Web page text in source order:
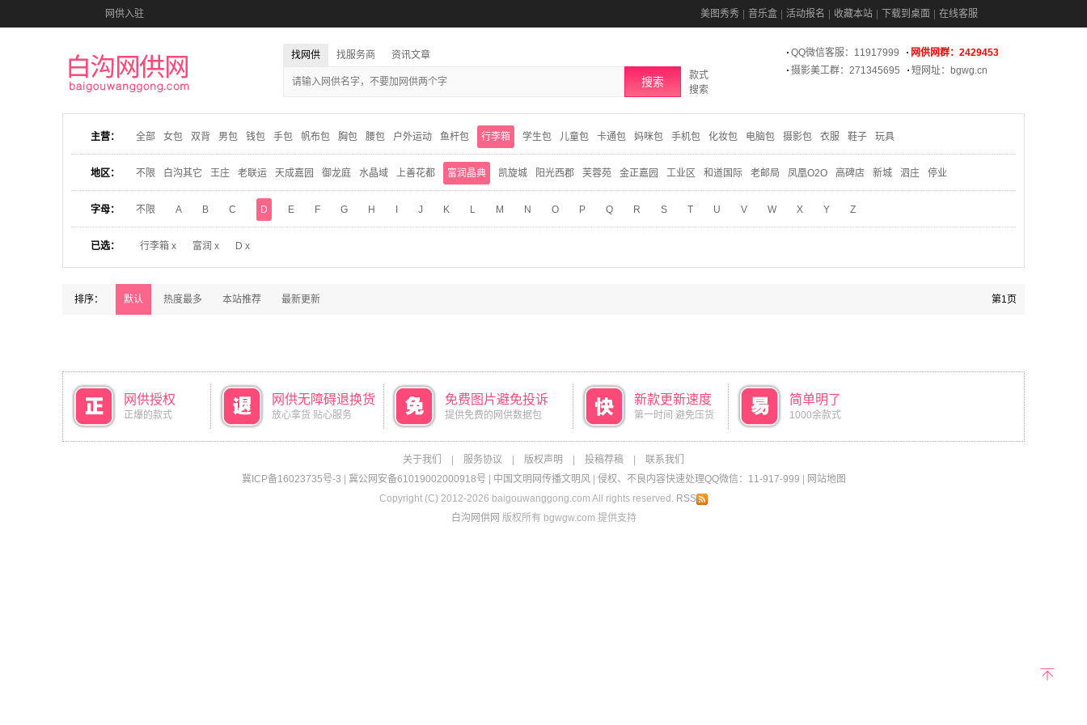
网供入驻 美图秀秀 音乐盒 活动报名 收藏本站 下载到桌面 在线客服
找网供 找服务商 资讯文章
搜索
款式
搜索
QQ微信客服：11917999
网供网群：2429453
摄影美工群：271345695
短网址：bgwg.cn
主营： 全部 女包 双背 男包 钱包 手包 帆布包 胸包 腰包 户外运动 鱼杆包 行李箱 学生包 儿童包 卡通包 妈咪包 手机包 化妆包 电脑包 摄影包 衣服 鞋子 玩具
地区： 不限 白沟其它 王庄 老联运 天成嘉园 御龙庭 水晶域 上善花都 富润晶典 凯旋城 阳光西郡 芙蓉苑 金正嘉园 工业区 和道国际 老邮局 凤凰O2O 高碑店 新城 泗庄 停业
字母： 不限 A B C D E F G H J K L M N O P Q R S T U V W X Y Z
已选： 行李箱 x 富润 x D x
排序： 默认 热度最多 本站推荐 最新更新 第1页
网供授权
正爆的款式
网供无障碍退换货
放心拿货 贴心服务
免费图片避免投诉
提供免费的网供数据包
新款更新速度
第一时间 避免压货
简单明了
1000余款式
关于我们 服务协议 版权声明 投稿荐稿
联系我们
冀ICP备16023735号-3
冀公网安备61019002000918号 中国文明网传播文明风| 侵权、不良内容快速处理QQ微信：11-917-999
网站地图
Copyright (C) 2012-2026 baigouwanggong.com All rights reserved. RSS
白沟网供网 版权所有 bgwgw.com 提供支持